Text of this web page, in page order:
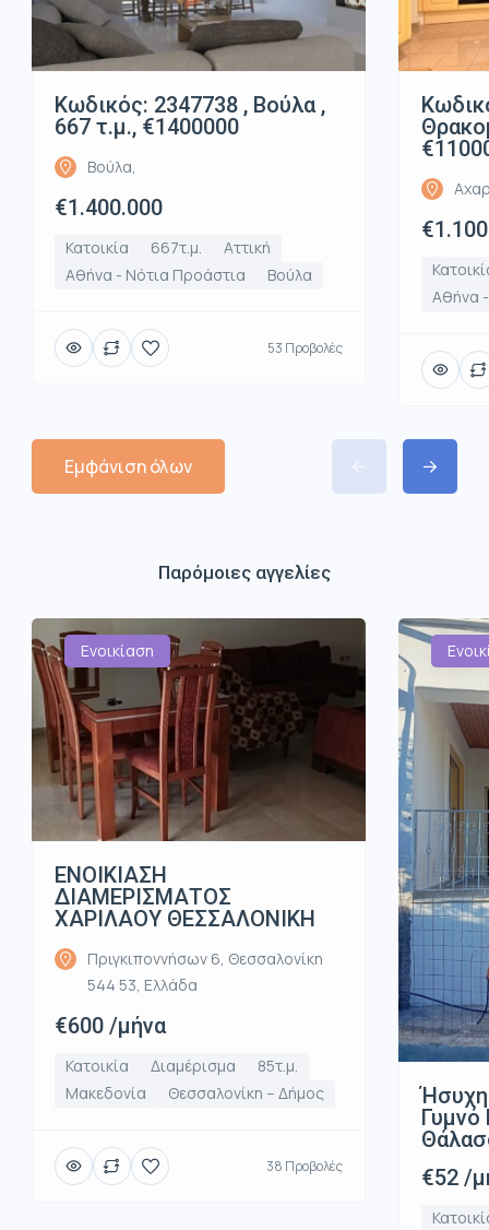
Κωδικός: 2347738 , Βούλα ,
667 τ.μ., €1400000
Βούλα,
€1.400.000
Κατοικία 667τ.μ.
Αττική
Αθήνα - Νότια Προάστια
Βούλα
53 Προβολές
Αθήνα
Εμφάνιση όλων
Παρόμοιες αγγελίες
Ενοικίαση
ΕΝΟΙΚΙΑΣΗ
ΔΙΑΜΕΡΙΣΜΑΤΟΣ
ΧΑΡΙΛΑΟΥ ΘΕΣΣΑΛΟΝΙΚΗ
Πριγκιποννήσων 6, Θεσσαλονίκη
544 53, Ελλάδα
€600 /μήνα
Κατοικία Διαμέρισμα
85τ.μ.
Μακεδονία
Θεσσαλονίκη – Δήμος
38 Προβολές
Γυμνό
€52 /